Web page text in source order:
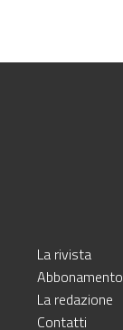
La rivista
Abbonamento
La redazione
Contatti